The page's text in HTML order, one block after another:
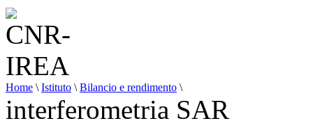
Home \ Istituto \ Bilancio e rendimento \
interferometria SAR